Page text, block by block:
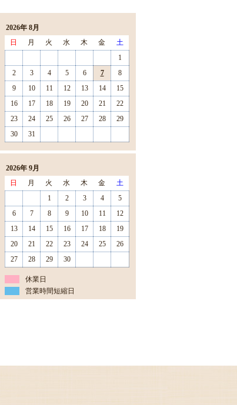
2026年 8月
日
月 火 水 木 金
土
1
2
3 4 5 6 7
8
9
10 11 12 13 14
15
16
17 18 19 20 21
22
23
24 25 26 27 28
29
30
31
2026年 9月
日
月 火 水 木 金
土
1
2 3 4
5
6
7 8 9 10 11
12
13
14 15 16 17 18
19
20
21 22 23 24 25
26
27
28 29 30
休業日
営業時間短縮日